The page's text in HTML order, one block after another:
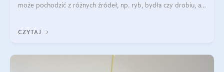
może pochodzić z różnych źródeł, np. ryb, bydła czy drobiu, a
bydlęcy.
CZYTAJ